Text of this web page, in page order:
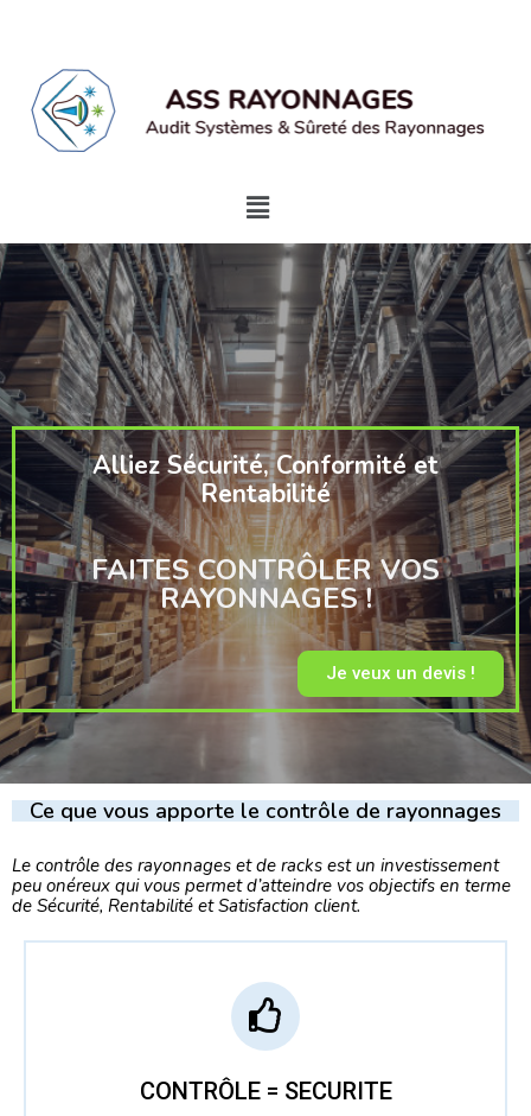
Alliez Sécurité, Conformité et
Rentabilité
FAITES CONTRÔLER VOS
RAYONNAGES !
Je veux un devis !
Ce que vous apporte le contrôle de rayonnages
Le contrôle des rayonnages et de racks est un investissement
peu onéreux qui vous permet d’atteindre vos objectifs en terme
de Sécurité, Rentabilité et Satisfaction client.
CONTRÔLE = SECURITE